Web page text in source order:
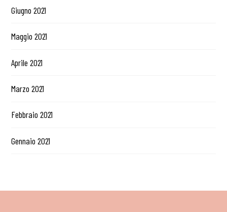
Giugno 2021
Maggio 2021
Aprile 2021
Marzo 2021
Febbraio 2021
Gennaio 2021